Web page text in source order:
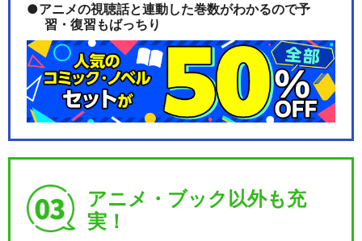
アニメの視聴話と連動した巻数がわかるので予
習・復習もばっちり
アニメ・ブック以外も充
実！